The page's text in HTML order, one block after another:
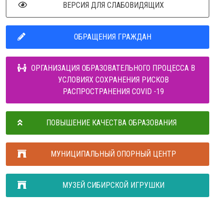
ВЕРСИЯ ДЛЯ СЛАБОВИДЯЩИХ
ОБРАЩЕНИЯ ГРАЖДАН
ОРГАНИЗАЦИЯ ОБРАЗОВАТЕЛЬНОГО ПРОЦЕССА В
УСЛОВИЯХ СОХРАНЕНИЯ РИСКОВ
РАСПРОСТРАНЕНИЯ COVID -19
ПОВЫШЕНИЕ КАЧЕСТВА ОБРАЗОВАНИЯ
МУНИЦИПАЛЬНЫЙ ОПОРНЫЙ ЦЕНТР
МУЗЕЙ СИБИРСКОЙ ИГРУШКИ